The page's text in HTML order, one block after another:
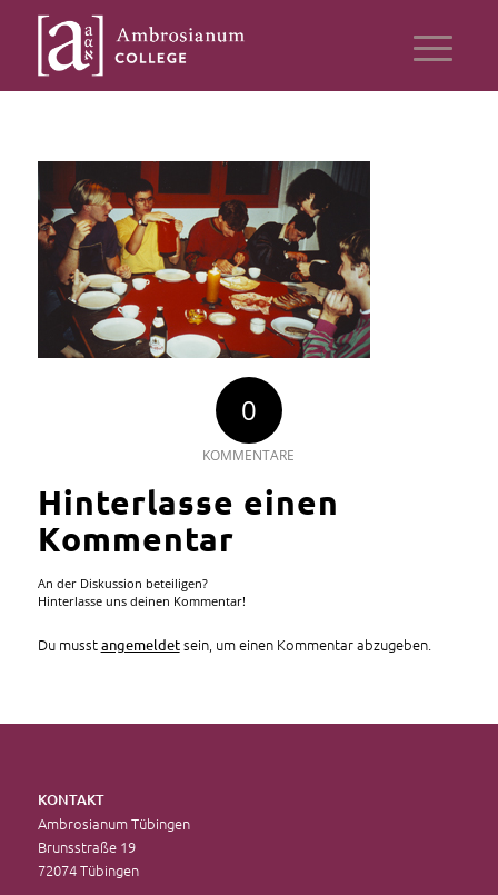
0
KOMMENTARE
Hinterlasse einen
Kommentar
An der Diskussion beteiligen?
Hinterlasse uns deinen Kommentar!
Du musstangemeldetsein, um einen Kommentar abzugeben.
KONTAKT
Ambrosianum Tübingen
Brunsstraße 19
72074 Tübingen